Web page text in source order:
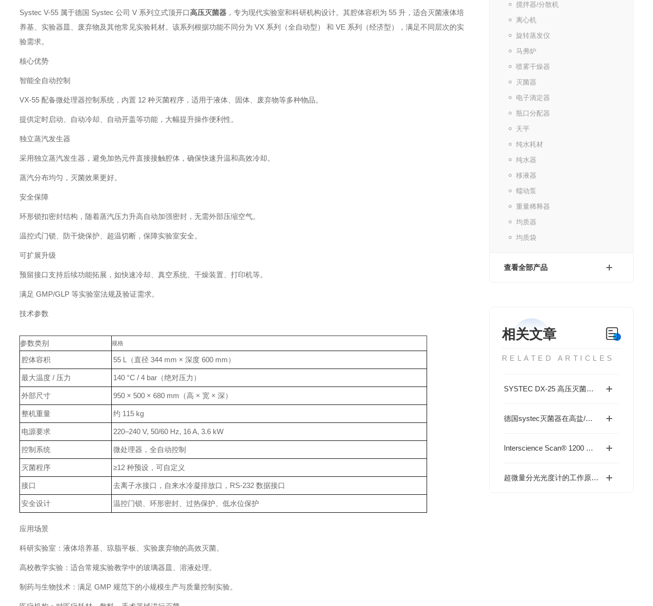
搅拌器/分散机
离心机
旋转蒸发仪
马弗炉
喷雾干燥器
灭菌器
电子滴定器
瓶口分配器
天平
纯水耗材
纯水器
移液器
蠕动泵
重量稀释器
均质器
均质袋
查看全部产品
相关文章
RELATED ARTICLES
SYSTEC DX-25 高压灭菌器技术说明与实验室应用解析
德国systec灭菌器在高盐/酸性废液处理中的优势
Interscience Scan® 1200 自动菌落计数仪
超微量分光光度计的工作原理及应用
Systec V-55 属于德国 Systec 公司 V 系列立式顶开口高压灭菌器 ，专为现代实验室和科研机构设计。其腔体容积为 55 升，适合灭菌液体培
养基、实验器皿、废弃物及其他常见实验耗材。该系列根据功能不同分为 VX 系列（全自动型） 和 VE 系列（经济型），满足不同层次的实
验需求。
核心优势
智能全自动控制
VX-55 配备微处理器控制系统，内置 12 种灭菌程序，适用于液体、固体、废弃物等多种物品。
提供定时启动、自动冷却、自动开盖等功能，大幅提升操作便利性。
独立蒸汽发生器
采用独立蒸汽发生器，避免加热元件直接接触腔体，确保快速升温和高效冷却。
蒸汽分布均匀，灭菌效果更好。
安全保障
环形锁扣密封结构，随着蒸汽压力升高自动加强密封，无需外部压缩空气。
温控式门锁、防干烧保护、超温切断，保障实验室安全。
可扩展升级
预留接口支持后续功能拓展，如快速冷却、真空系统、干燥装置、打印机等。
满足 GMP/GLP 等实验室法规及验证需求。
技术参数
参数类别 规格
腔体容积 55 L（直径 344 mm × 深度 600 mm）
最大温度 / 压力 140 °C / 4 bar（绝对压力）
外部尺寸 950 × 500 × 680 mm（高 × 宽 × 深）
整机重量 约 115 kg
电源要求 220–240 V, 50/60 Hz, 16 A, 3.6 kW
控制系统 微处理器，全自动控制
灭菌程序 ≥12 种预设，可自定义
接口 去离子水接口，自来水冷凝排放口，RS-232 数据接口
安全设计 温控门锁、环形密封、过热保护、低水位保护
应用场景
科研实验室：液体培养基、琼脂平板、实验废弃物的高效灭菌。
高校教学实验：适合常规实验教学中的玻璃器皿、溶液处理。
制药与生物技术：满足 GMP 规范下的小规模生产与质量控制实验。